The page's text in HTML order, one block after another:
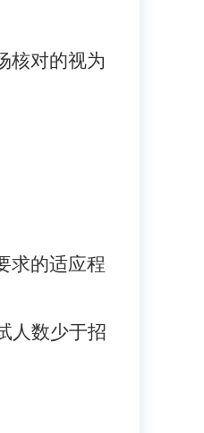
核对的视为
求的适应程
人数少于招